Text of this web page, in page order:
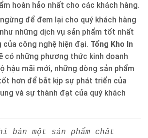
hoàn hảo nhất cho các khách hàng.
để đem lại cho quý khách hàng
những dịch vụ sản phẩm tốt nhất
của công nghệ hiện đại. Tổng Kho In
có những phương thức kinh doanh
hậu mãi mới, những dòng sản phẩm
hơn để bắt kịp sự phát triển của
và sự thành đạt của quý khách
bán một sản phẩm chất